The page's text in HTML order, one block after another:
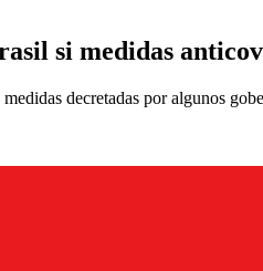
si medidas
decretadas por algunos